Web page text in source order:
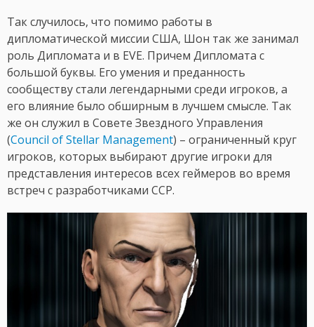
Так случилось, что помимо работы в
дипломатической миссии США, Шон так же занимал
роль Дипломата и в EVE. Причем Дипломата с
большой буквы. Его умения и преданность
сообществу стали легендарными среди игроков, а
его влияние было обширным в лучшем смысле. Так
же он служил в Совете Звездного Управления
(Council of Stellar Management) – ограниченный круг
игроков, которых выбирают другие игроки для
представления интересов всех геймеров во время
встреч с разработчиками CCP.